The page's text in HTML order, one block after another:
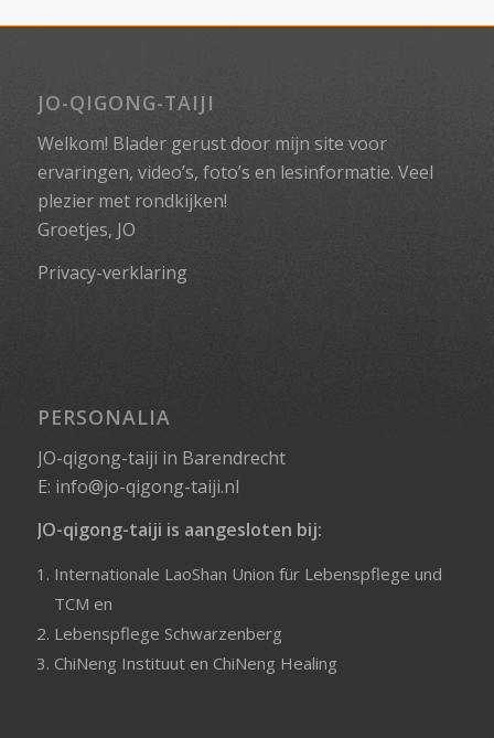
JO-QIGONG-TAIJI
Welkom! Blader gerust door mijn site voor
ervaringen, video’s, foto’s en lesinformatie. Veel
plezier met rondkijken!
Groetjes, JO
Privacy-verklaring
PERSONALIA
JO-qigong-taiji in Barendrecht
E: info@jo-qigong-taiji.nl
JO-qigong-taiji is aangesloten bij:
Internationale LaoShan Union für Lebenspflege und
TCM en
Lebenspflege Schwarzenberg
ChiNeng Instituuten ChiNeng Healing